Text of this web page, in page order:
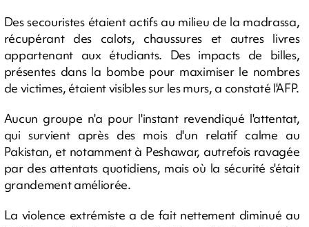
Des secouristes étaient actifs au milieu de la madrassa,
récupérant des calots, chaussures et autres livres
appartenant aux étudiants. Des impacts de billes,
présentes dans la bombe pour maximiser le nombres
de victimes, étaient visibles sur les murs, a constaté l'AFP.
Aucun groupe n'a pour l'instant revendiqué l'attentat,
qui survient après des mois d'un relatif calme au
Pakistan, et notamment à Peshawar, autrefois ravagée
par des attentats quotidiens, mais où la sécurité s'était
grandement améliorée.
La violence extrémiste a de fait nettement diminué au